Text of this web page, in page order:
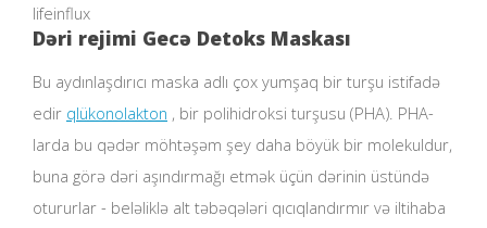
lifeinflux
Dəri rejimi Gecə Detoks Maskası
Bu aydınlaşdırıcı maska ​​adlı çox yumşaq bir turşu istifadə
edir qlükonolakton , bir polihidroksi turşusu (PHA). PHA-
larda bu qədər möhtəşəm şey daha böyük bir molekuldur,
buna görə dəri aşındırmağı etmək üçün dərinin üstündə
otururlar - beləliklə alt təbəqələri qıcıqlandırmır və iltihaba